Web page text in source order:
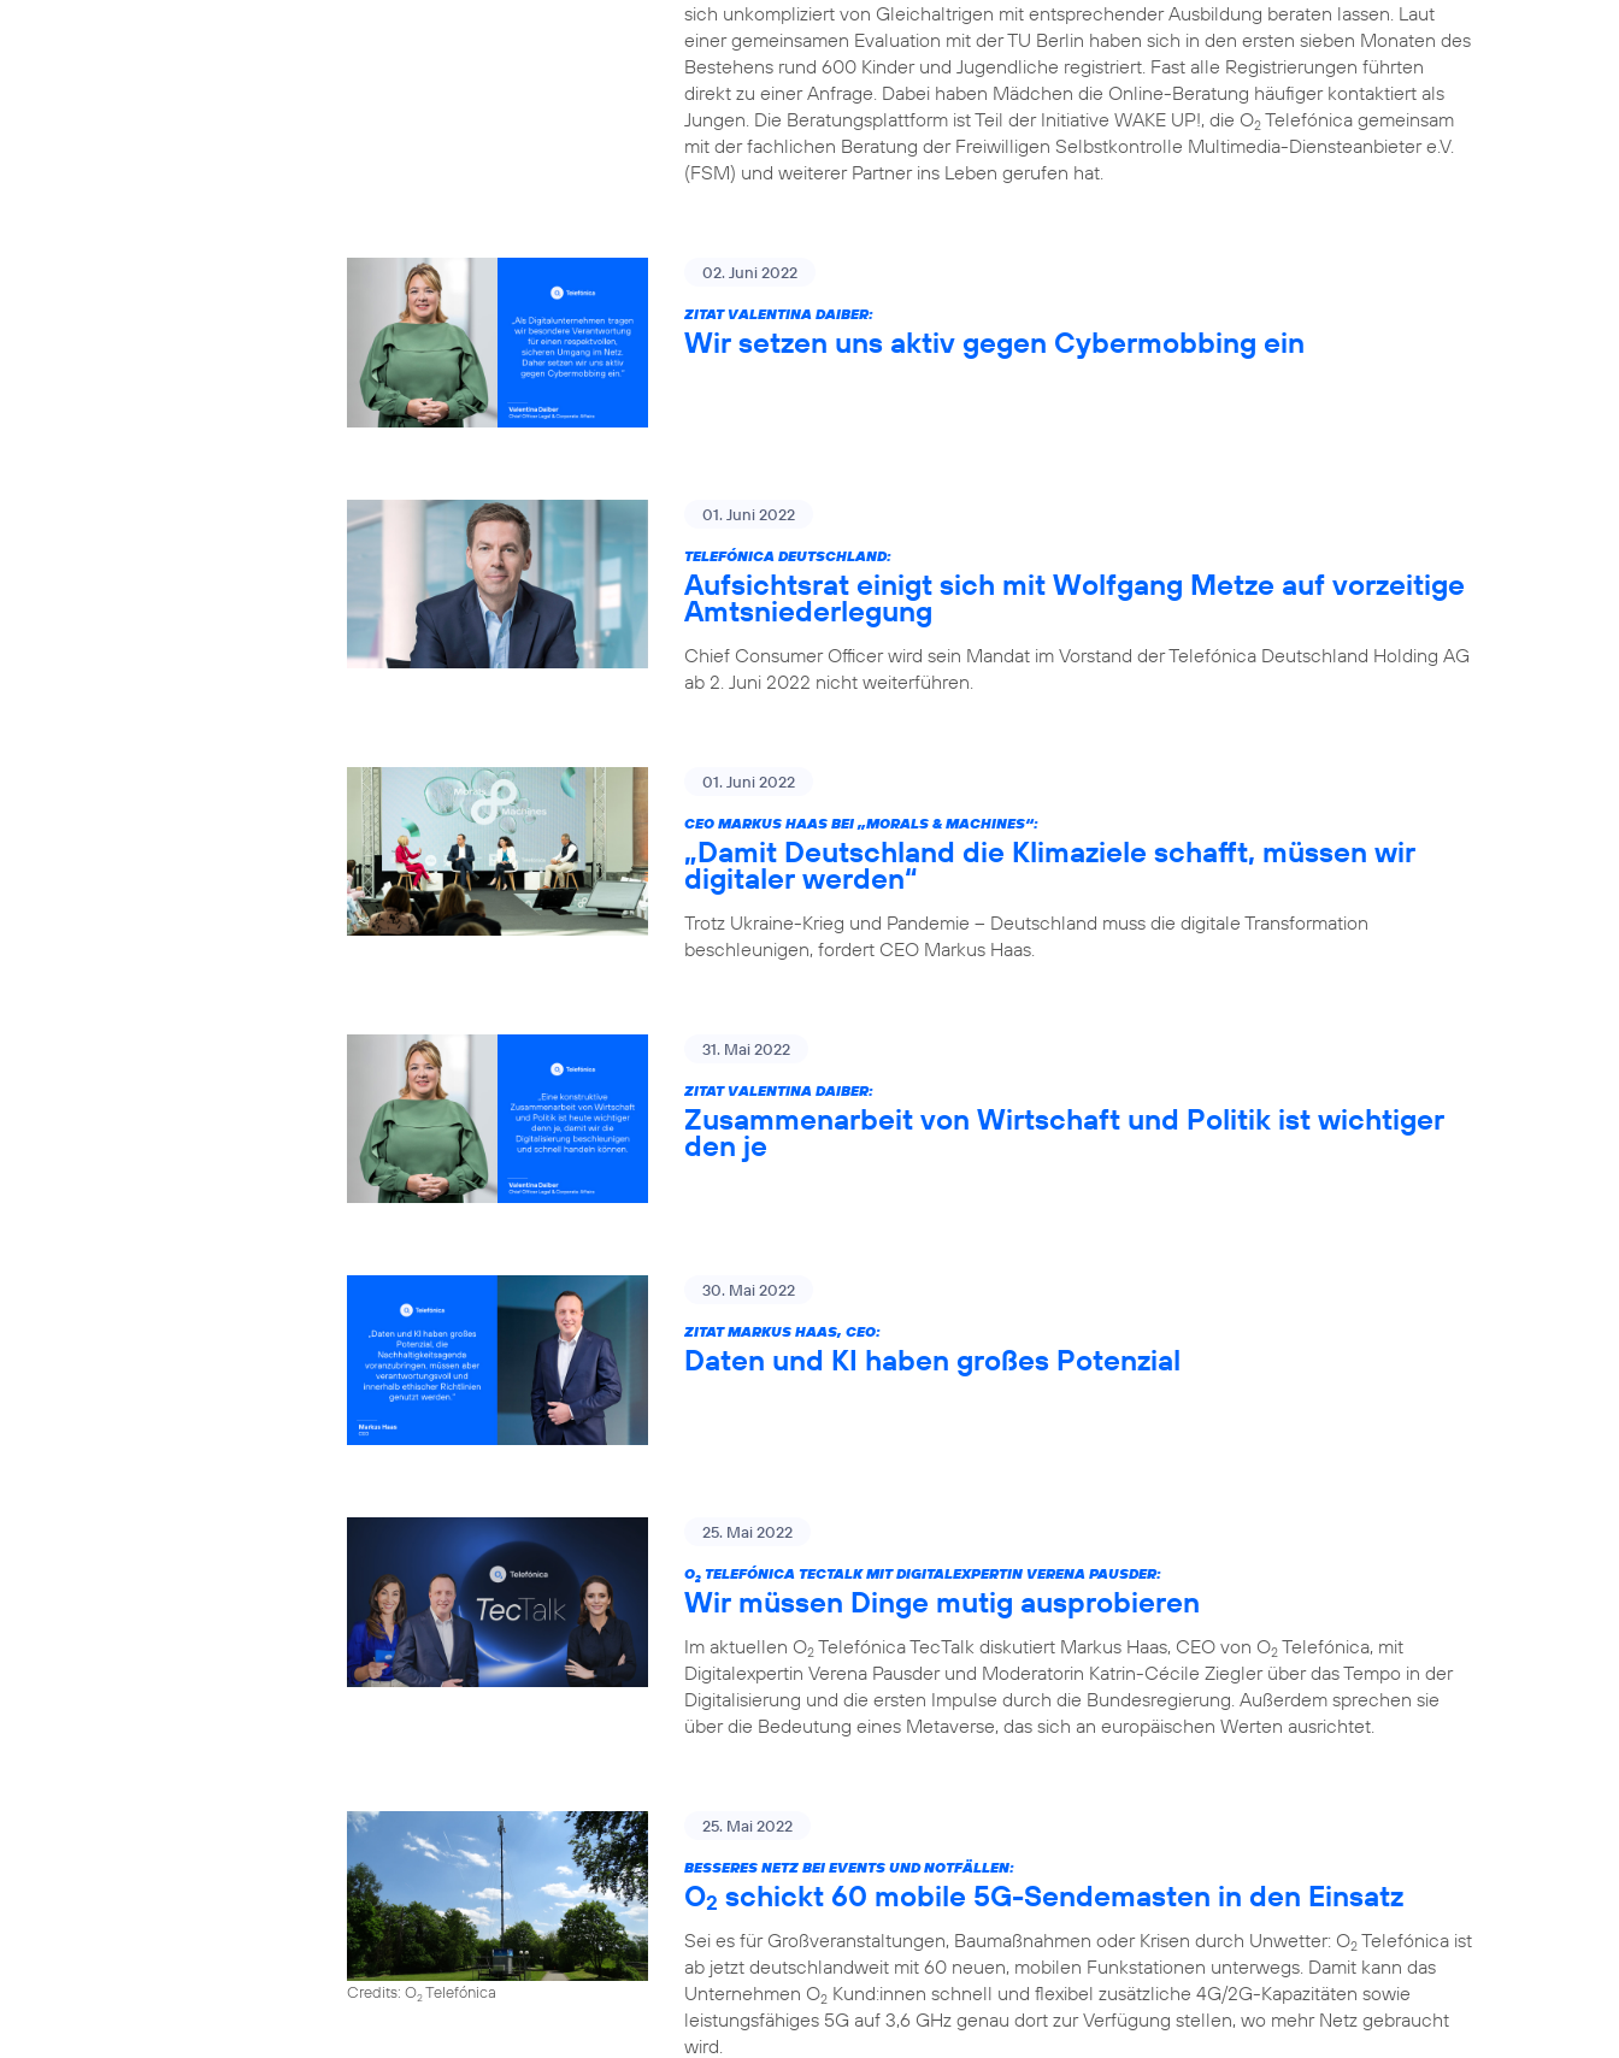
sich unkompliziert von Gleichaltrigen mit entsprechender Ausbildung beraten lassen. Laut
einer gemeinsamen Evaluation mit der TU Berlin haben sich in den ersten sieben Monaten des
Bestehens rund 600 Kinder und Jugendliche registriert. Fast alle Registrierungen führten
direkt zu einer Anfrage. Dabei haben Mädchen die Online-Beratung häufiger kontaktiert als
Jungen. Die Beratungsplattform ist Teil der Initiative WAKE UP!, die O2 Telefónica gemeinsam
mit der fachlichen Beratung der Freiwilligen Selbstkontrolle Multimedia-Diensteanbieter e.V.
(FSM) und weiterer Partner ins Leben gerufen hat.
02. Juni 2022
ZITAT VALENTINA DAIBER:
Wir setzen uns aktiv gegen Cybermobbing ein
01. Juni 2022
TELEFÓNICA DEUTSCHLAND:
Aufsichtsrat einigt sich mit Wolfgang Metze auf vorzeitige
Amtsniederlegung
Chief Consumer Officer wird sein Mandat im Vorstand der Telefónica Deutschland Holding AG
ab 2. Juni 2022 nicht weiterführen.
01. Juni 2022
CEO MARKUS HAAS BEI „MORALS & MACHINES“:
„Damit Deutschland die Klimaziele schafft, müssen wir
digitaler werden“
Trotz Ukraine-Krieg und Pandemie – Deutschland muss die digitale Transformation
beschleunigen, fordert CEO Markus Haas.
31. Mai 2022
ZITAT VALENTINA DAIBER:
Zusammenarbeit von Wirtschaft und Politik ist wichtiger
den je
30. Mai 2022
ZITAT MARKUS HAAS, CEO:
Daten und KI haben großes Potenzial
25. Mai 2022
O2 TELEFÓNICA TECTALK MIT DIGITALEXPERTIN VERENA PAUSDER:
Wir müssen Dinge mutig ausprobieren
Im aktuellen O2 Telefónica TecTalk diskutiert Markus Haas, CEO von O2 Telefónica, mit
Digitalexpertin Verena Pausder und Moderatorin Katrin-Cécile Ziegler über das Tempo in der
Digitalisierung und die ersten Impulse durch die Bundesregierung. Außerdem sprechen sie
über die Bedeutung eines Metaverse, das sich an europäischen Werten ausrichtet.
Credits: O2Telefónica
25. Mai 2022
BESSERES NETZ BEI EVENTS UND NOTFÄLLEN:
O2 schickt 60 mobile 5G-Sendemasten in den Einsatz
Sei es für Großveranstaltungen, Baumaßnahmen oder Krisen durch Unwetter: O2 Telefónica ist
ab jetzt deutschlandweit mit 60 neuen, mobilen Funkstationen unterwegs. Damit kann das
Unternehmen O2 Kund:innen schnell und flexibel zusätzliche 4G/2G-Kapazitäten sowie
leistungsfähiges 5G auf 3,6 GHz genau dort zur Verfügung stellen, wo mehr Netz gebraucht
wird.